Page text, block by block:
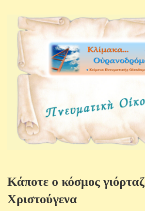
Κάποτε ο κόσμος
Χριστούγενα